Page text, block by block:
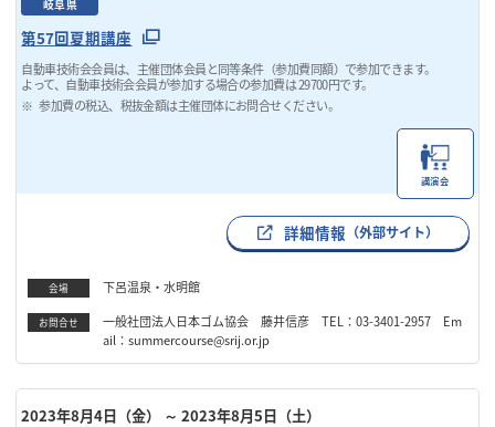
岐阜県
第57回夏期講座
自動車技術会会員は、主催団体会員と同等条件（参加費同額）で参加できます。
よって、自動車技術会会員が参加する場合の参加費は 29700円です。
参加費の税込、税抜金額は主催団体にお問合せください。
講演会
詳細情報 （外部サイト）
会場 下呂温泉・水明館
お問合せ
一般社団法人日本ゴム協会 藤井信彦 TEL：03-3401-2957 Em
ail：summercourse@srij.or.jp
2023年8月4日（金） ～ 2023年8月5日（土）